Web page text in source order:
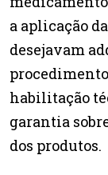
a aplicação
desejavam
habilitação
garantia
dos produtos.